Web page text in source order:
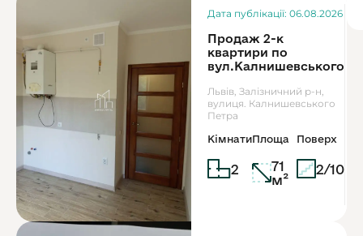
Дата публікації: 06.08.2026
Продаж 2-к
квартири по
вул.Калнишевського
Львів, Залізничний р-н,
вулиця. Калнишевського
Петра
Кімнати
2
Площа
71
м²
Поверх
2/10